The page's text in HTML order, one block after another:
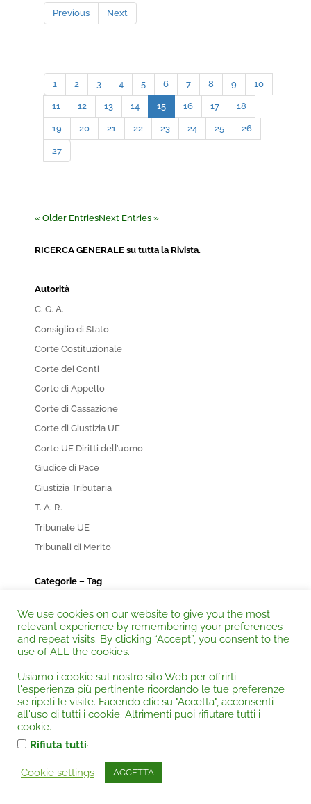
Previous Next
1 2 3 4 5 6 7 8 9 10
11 12 13 14 15 16 17 18
19 20 21 22 23 24 25 26
27
« Older EntriesNext Entries »
RICERCA GENERALE su tutta la Rivista.
Autorità
C. G. A.
Consiglio di Stato
Corte Costituzionale
Corte dei Conti
Corte di Appello
Corte di Cassazione
Corte di Giustizia UE
Corte UE Diritti dell’uomo
Giudice di Pace
Giustizia Tributaria
T. A. R.
Tribunale UE
Tribunali di Merito
Categorie – Tag
Acqua – Inquinamento idrico
Agricoltura e zootecnia
Aree protette
Armi
Associazioni e comitati
Beni culturali ed ambientali
Boschi e macchia mediterranea
Cave e miniere
We use cookies on our website to give you the most
relevant experience by remembering your preferences
and repeat visits. By clicking “Accept”, you consent to the
use of ALL the cookies.
Usiamo i cookie sul nostro sito Web per offrirti
l'esperienza più pertinente ricordando le tue preferenze
se ripeti le visite. Facendo clic su "Accetta", acconsenti
all'uso di tutti i cookie. Altrimenti puoi rifiutare tutti i
cookie.
Rifiuta tutti.
Cookie settings ACCETTA